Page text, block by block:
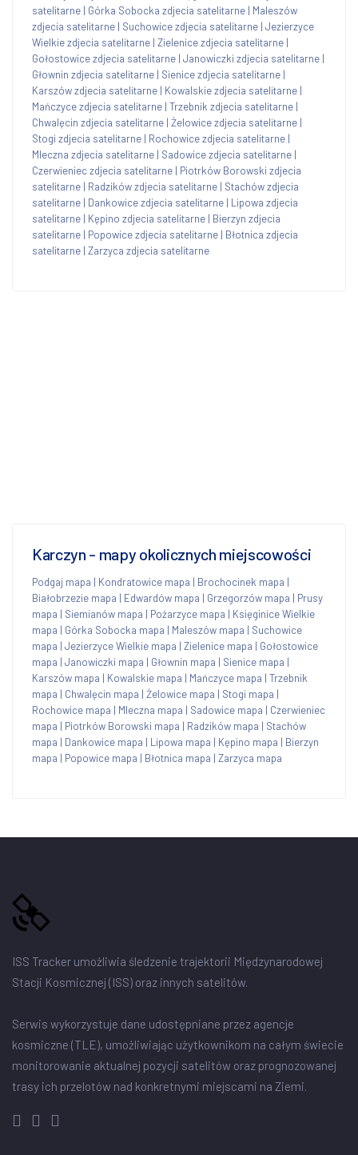
satelitarne | Górka Sobocka zdjecia satelitarne | Maleszów
zdjecia satelitarne | Suchowice zdjecia satelitarne | Jezierzyce
Wielkie zdjecia satelitarne | Zielenice zdjecia satelitarne |
Gołostowice zdjecia satelitarne | Janowiczki zdjecia satelitarne |
Głownin zdjecia satelitarne | Sienice zdjecia satelitarne |
Karszów zdjecia satelitarne | Kowalskie zdjecia satelitarne |
Mańczyce zdjecia satelitarne | Trzebnik zdjecia satelitarne |
Chwalęcin zdjecia satelitarne | Żelowice zdjecia satelitarne |
Stogi zdjecia satelitarne | Rochowice zdjecia satelitarne |
Mleczna zdjecia satelitarne | Sadowice zdjecia satelitarne |
Czerwieniec zdjecia satelitarne | Piotrków Borowski zdjecia
satelitarne | Radzików zdjecia satelitarne | Stachów zdjecia
satelitarne | Dankowice zdjecia satelitarne | Lipowa zdjecia
satelitarne | Kępino zdjecia satelitarne | Bierzyn zdjecia
satelitarne | Popowice zdjecia satelitarne | Błotnica zdjecia
satelitarne | Zarzyca zdjecia satelitarne
Karczyn - mapy okolicznych miejscowości
Podgaj mapa | Kondratowice mapa | Brochocinek mapa |
Białobrzezie mapa | Edwardów mapa | Grzegorzów mapa | Prusy
mapa | Siemianów mapa | Pożarzyce mapa | Księginice Wielkie
mapa | Górka Sobocka mapa | Maleszów mapa | Suchowice
mapa | Jezierzyce Wielkie mapa | Zielenice mapa | Gołostowice
mapa | Janowiczki mapa | Głownin mapa | Sienice mapa |
Karszów mapa | Kowalskie mapa | Mańczyce mapa | Trzebnik
mapa | Chwalęcin mapa | Żelowice mapa | Stogi mapa |
Rochowice mapa | Mleczna mapa | Sadowice mapa | Czerwieniec
mapa | Piotrków Borowski mapa | Radzików mapa | Stachów
mapa | Dankowice mapa | Lipowa mapa | Kępino mapa | Bierzyn
mapa | Popowice mapa | Błotnica mapa | Zarzyca mapa
ISS Tracker umożliwia śledzenie trajektorii Międzynarodowej
Stacji Kosmicznej (ISS) oraz innych satelitów.
Serwis wykorzystuje dane udostępniane przez agencje
kosmiczne (TLE), umożliwiając użytkownikom na całym świecie
monitorowanie aktualnej pozycji satelitów oraz prognozowanej
trasy ich przelotów nad konkretnymi miejscami na Ziemi.